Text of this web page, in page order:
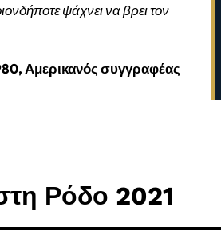
ψάχνει να βρει τον
Αμερικανός συγγραφέας
Ρόδο 2021